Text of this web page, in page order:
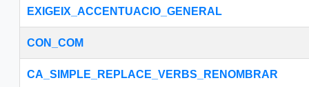
EXIGEIX_ACCENTUACIO_GENERAL
CON_COM
CA_SIMPLE_REPLACE_VERBS_RENOMBRAR